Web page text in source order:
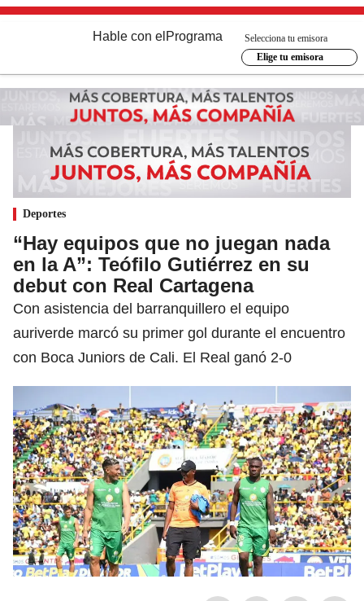
Hable con el Programa
Selecciona tu emisora
Elige tu emisora
Deportes
“Hay equipos que no juegan nada
en la A”: Teófilo Gutiérrez en su
debut con Real Cartagena
Con asistencia del barranquillero el equipo
auriverde marcó su primer gol durante el encuentro
con Boca Juniors de Cali. El Real ganó 2-0